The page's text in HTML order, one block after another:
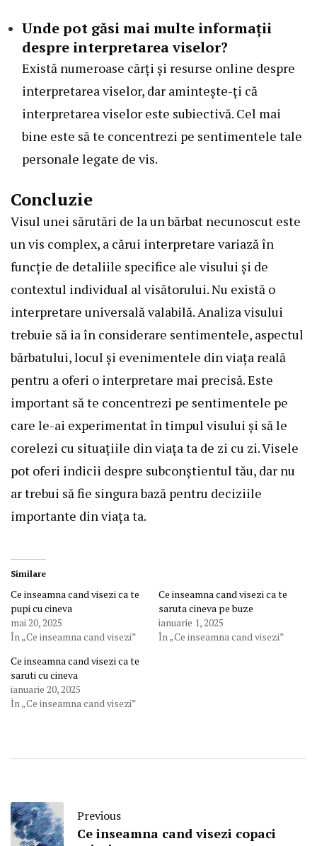
Unde pot găsi mai multe informații
despre interpretarea viselor?
Există numeroase cărți și resurse online despre
interpretarea viselor, dar amintește-ți că
interpretarea viselor este subiectivă. Cel mai
bine este să te concentrezi pe sentimentele tale
personale legate de vis.
Concluzie
Visul unei sărutări de la un bărbat necunoscut este
un vis complex, a cărui interpretare variază în
funcție de detaliile specifice ale visului și de
contextul individual al visătorului. Nu există o
interpretare universală valabilă. Analiza visului
trebuie să ia în considerare sentimentele, aspectul
bărbatului, locul și evenimentele din viața reală
pentru a oferi o interpretare mai precisă. Este
important să te concentrezi pe sentimentele pe
care le-ai experimentat în timpul visului și să le
corelezi cu situațiile din viața ta de zi cu zi. Visele
pot oferi indicii despre subconștientul tău, dar nu
ar trebui să fie singura bază pentru deciziile
importante din viața ta.
Similare
Ce inseamna cand visezi ca te
pupi cu cineva
mai 20, 2025
În „Ce inseamna cand visezi”
Ce inseamna cand visezi ca te
saruta cineva pe buze
ianuarie 1, 2025
În „Ce inseamna cand visezi”
Ce inseamna cand visezi ca te
saruti cu cineva
ianuarie 20, 2025
În „Ce inseamna cand visezi”
Previous
Ce inseamna cand visezi copaci